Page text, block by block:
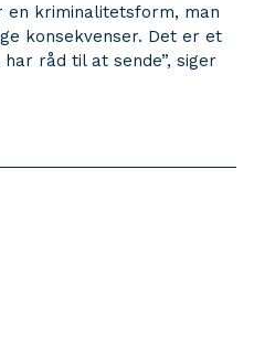
en kriminalitetsform, man
konsekvenser. Det er et
råd til at sende”, siger